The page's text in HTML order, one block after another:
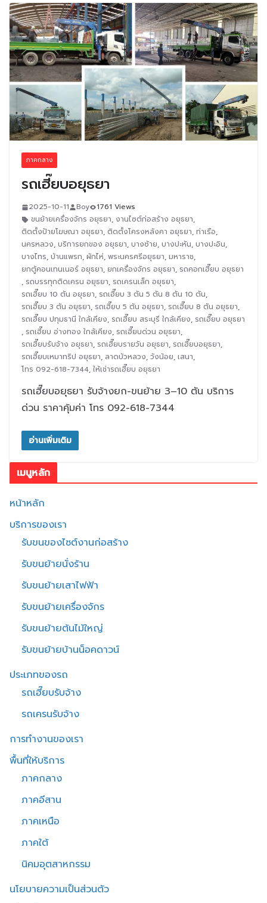
ภาคกลาง
รถเฮี๊ยบอยุธยา
2025-10-11 Boy
1761 Views
ขนย้ายเครื่องจักร อยุธยา, งานไซต์ก่อสร้าง อยุธยา,
ติดตั้งป้ายโฆษณา อยุธยา, ติดตั้งโครงหลังคา อยุธยา, ท่าเรือ,
นครหลวง, บริการยกของ อยุธยา, บางซ้าย, บางปะหัน, บางปะอิน,
บางไทร, บ้านแพรก, ผักไห่, พระนครศรีอยุธยา, มหาราช,
ยกตู้คอนเทนเนอร์ อยุธยา, ยกเครื่องจักร อยุธยา, รถคอกเฮี๊ยบ อยุธยา
, รถบรรทุกติดเครน อยุธยา, รถเครนเล็ก อยุธยา,
รถเฮี๊ยบ 10 ตัน อยุธยา, รถเฮี๊ยบ 3 ตัน 5 ตัน 8 ตัน 10 ตัน,
รถเฮี๊ยบ 3 ตัน อยุธยา, รถเฮี๊ยบ 5 ตัน อยุธยา, รถเฮี๊ยบ 8 ตัน อยุธยา,
รถเฮี๊ยบ ปทุมธานี ใกล้เคียง, รถเฮี๊ยบ สระบุรี ใกล้เคียง, รถเฮี๊ยบ อยุธยา
, รถเฮี๊ยบ อ่างทอง ใกล้เคียง, รถเฮี๊ยบด่วน อยุธยา,
รถเฮี๊ยบรับจ้าง อยุธยา, รถเฮี๊ยบรายวัน อยุธยา, รถเฮี๊ยบอยุธยา,
รถเฮี๊ยบเหมาทริป อยุธยา, ลาดบัวหลวง, วังน้อย, เสนา,
โทร 092-618-7344, ให้เช่ารถเฮี๊ยบ อยุธยา
รถเฮี๊ยบอยุธยา รับจ้างยก-ขนย้าย 3–10 ตัน บริการ
ด่วน ราคาคุ้มค่า โทร 092-618-7344
อ่านเพิ่มเติม
เมนูหลัก
หน้าหลัก
บริการของเรา
รับขนของไซต์งานก่อสร้าง
รับขนย้ายนั่งร้าน
รับขนย้ายเสาไฟฟ้า
รับขนย้ายเครื่องจักร
รับขนย้ายต้นไม้ใหญ่
รับขนย้ายบ้านน็อคดาวน์
ประเภทของรถ
รถเฮี๊ยบรับจ้าง
รถเครนรับจ้าง
การทำงานของเรา
พื้นที่ให้บริการ
ภาคกลาง
ภาคอีสาน
ภาคเหนือ
ภาคใต้
นิคมอุตสาหกรรม
นโยบายความเป็นส่วนตัว